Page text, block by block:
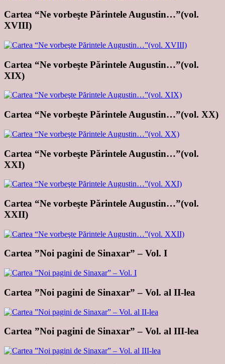
Cartea “Ne vorbeşte Părintele Augustin…”(vol.
XVIII)
Cartea “Ne vorbeşte Părintele Augustin…”(vol.
XIX)
Cartea “Ne vorbeşte Părintele Augustin…”(vol. XX)
Cartea “Ne vorbeşte Părintele Augustin…”(vol.
XXI)
Cartea “Ne vorbeşte Părintele Augustin…”(vol.
XXII)
Cartea ”Noi pagini de Sinaxar” – Vol. I
Cartea ”Noi pagini de Sinaxar” – Vol. al II-lea
Cartea ”Noi pagini de Sinaxar” – Vol. al III-lea